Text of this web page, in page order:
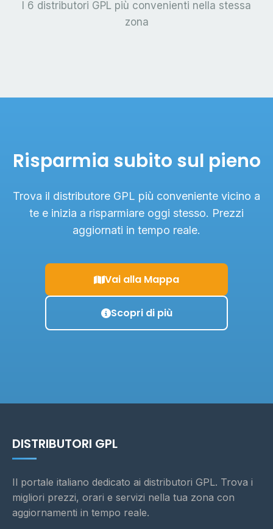
I 6 distributori GPL più convenienti nella stessa
zona
Risparmia subito sul pieno
Trova il distributore GPL più conveniente vicino a
te e inizia a risparmiare oggi stesso. Prezzi
aggiornati in tempo reale.
Vai alla Mappa
Scopri di più
DISTRIBUTORI GPL
Il portale italiano dedicato ai distributori GPL. Trova i
migliori prezzi, orari e servizi nella tua zona con
aggiornamenti in tempo reale.